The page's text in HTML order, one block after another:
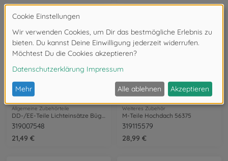
Allgemeine Zubehörteile
DD-/EE-Teile Lichteinsätze Bügel 56375
319007548
21,49 €
Weiteres Zubehör
M-Teile Hochdach 56375
319115579
28,99 €